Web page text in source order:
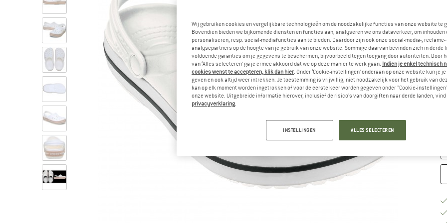
Wij gebruiken cookies en vergelijkbare technologieën om de noodzakelijke functies van onze website te
Bovendien bieden we bijkomende diensten en functies aan, analyseren we ons dataverkeer, om inhouden
personaliseren, resp. social-mediafuncties aan te bieden. Daardoor zijn ook onze social-media-, reclame-
analysepartners op de hoogte van je gebruik van onze website. Sommige daarvan bevinden zich in derde
voldoende garanties om je gegevens te beschermen, bijvoorbeeld tegen toegang door autoriteiten. Door
van ‘Alles selecteren’ ga je ermee akkoord dat we op deze manier te werk gaan. Indien je enkel technisch
cookies wenst te accepteren, klik dan hier. Onder ‘Cookie-instellingen’ onderaan op onze website kun je
geven en ook altijd weer intrekken. Je toestemming is vrijwillig, niet noodzakelijk voor het gebruik van
kan op elk moment worden ingetrokken of voor de eerste keer worden gegeven onder "Cookie-
onze website. Uitgebreide informatie hierover, inclusief de risico's van doorgiften naar derde landen, vind
privacyverklaring.
INSTELLINGEN ALLES SELECTEREN